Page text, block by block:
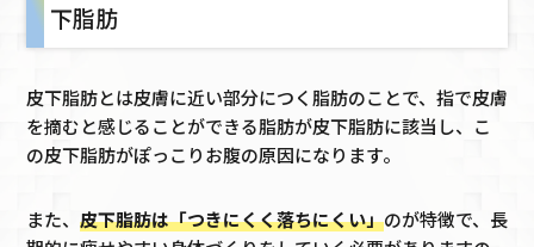
下脂肪
皮下脂肪とは皮膚に近い部分につく脂肪のことで、指で皮膚
を摘むと感じることができる脂肪が皮下脂肪に該当し、こ
の皮下脂肪がぽっこりお腹の原因になります。
また、 皮下脂肪は「つきにくく落ちにくい」のが特徴で、長